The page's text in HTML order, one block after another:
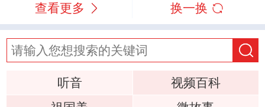
查看更多 换一换
听音
视频百科